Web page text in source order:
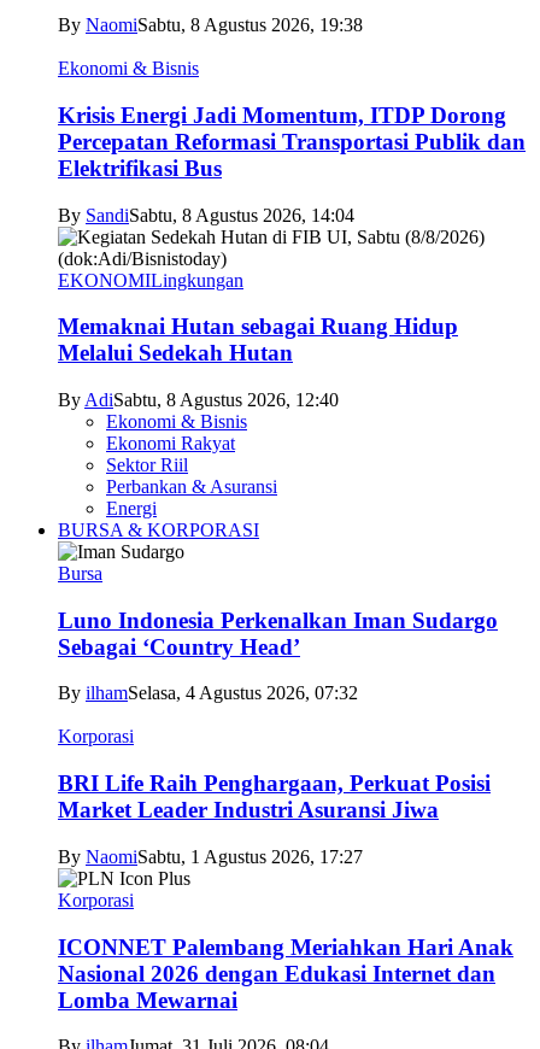
By NaomiSabtu, 8 Agustus 2026, 19:38
Ekonomi & Bisnis
Krisis Energi Jadi Momentum, ITDP Dorong
Percepatan Reformasi Transportasi Publik dan
Elektrifikasi Bus
By SandiSabtu, 8 Agustus 2026, 14:04
EKONOMILingkungan
Memaknai Hutan sebagai Ruang Hidup
Melalui Sedekah Hutan
By AdiSabtu, 8 Agustus 2026, 12:40
Ekonomi & Bisnis
Ekonomi Rakyat
Sektor Riil
Perbankan & Asuransi
Energi
BURSA & KORPORASI
Bursa
Luno Indonesia Perkenalkan Iman Sudargo
Sebagai ‘Country Head’
By ilhamSelasa, 4 Agustus 2026, 07:32
Korporasi
BRI Life Raih Penghargaan, Perkuat Posisi
Market Leader Industri Asuransi Jiwa
By NaomiSabtu, 1 Agustus 2026, 17:27
Korporasi
ICONNET Palembang Meriahkan Hari Anak
Nasional 2026 dengan Edukasi Internet dan
Lomba Mewarnai